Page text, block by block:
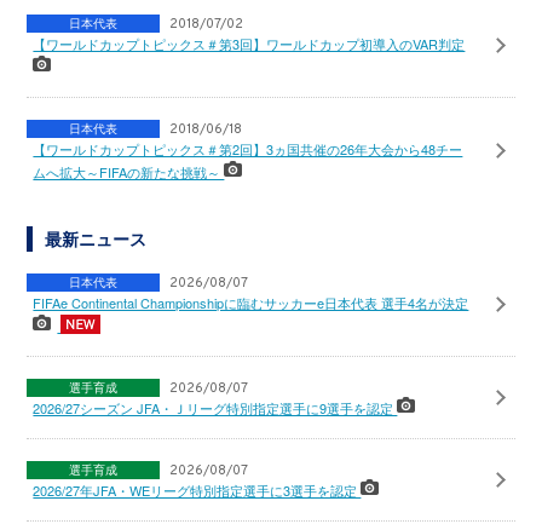
日本代表 2018/07/02
【ワールドカップトピックス＃第3回】ワールドカップ初導入のVAR判定
日本代表 2018/06/18
【ワールドカップトピックス＃第2回】3ヵ国共催の26年大会から48チー
ムへ拡大～FIFAの新たな挑戦～
最新ニュース
日本代表 2026/08/07
FIFAe Continental Championshipに臨むサッカーe日本代表 選手4名が決定
選手育成 2026/08/07
2026/27シーズン JFA・Ｊリーグ特別指定選手に9選手を認定
選手育成 2026/08/07
2026/27年JFA・WEリーグ特別指定選手に3選手を認定